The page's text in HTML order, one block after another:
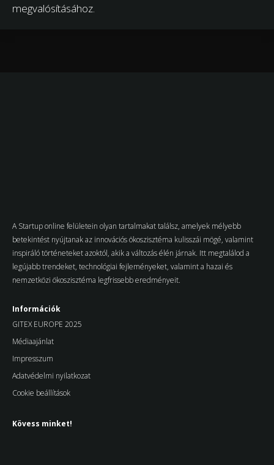
megvalósításához.
A Startup online felületein olyan tartalmakat találsz, amelyek mélyebb
betekintést nyújtanak az innovációs ökoszisztéma kulisszái mögé, valamint
inspiráló történeteket azoktól, akik a változás élén járnak. Itt megtalálod a
legújabb trendeket, technológiai fejleményeket, valamint a hazai és
nemzetközi ökoszisztéma legfrissebb eredményeit.
Információk
GITEX EUROPE 2025
Médiaajánlat
Impresszum
Adatvédelmi nyilatkozat
Cookie beállítások
Kövess minket!